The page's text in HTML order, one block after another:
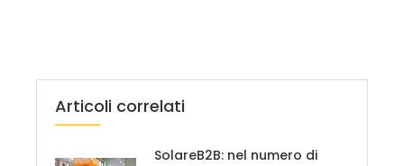
Articoli correlati
SolareB2B: nel numero di